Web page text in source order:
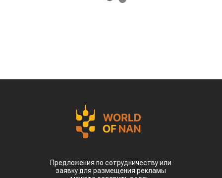
Предложения по сотрудничеству или
заявку для размещения рекламы